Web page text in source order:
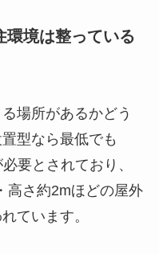
境は整っている
場所があるかどう
型なら最低でも
要とされており、
高さ約2mほどの屋外
ています。